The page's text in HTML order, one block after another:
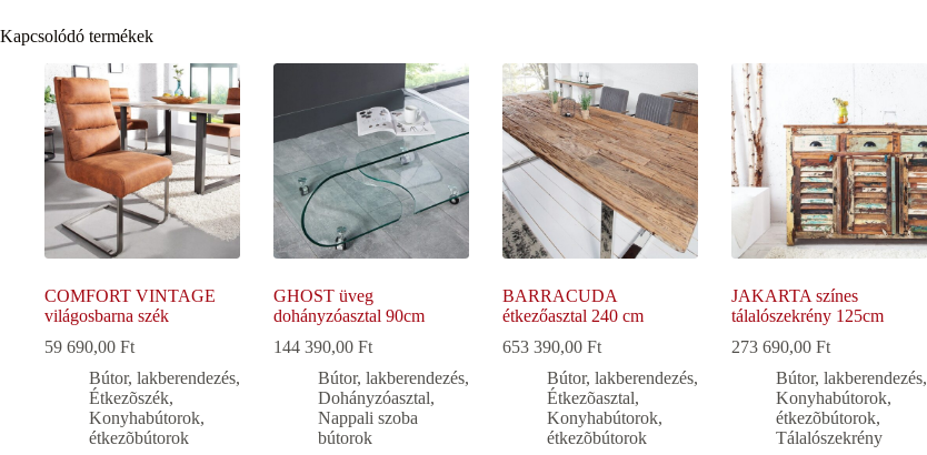
Kapcsolódó termékek
COMFORT VINTAGE
világosbarna szék
59 690,00 Ft
Bútor, lakberendezés,
Étkezõszék,
Konyhabútorok,
étkezõbútorok
GHOST üveg
dohányzóasztal 90cm
144 390,00Ft
Bútor, lakberendezés,
Dohányzóasztal,
Nappali szoba
bútorok
BARRACUDA
étkezőasztal 240 cm
653 390,00Ft
Bútor, lakberendezés,
Étkezõasztal,
Konyhabútorok,
étkezõbútorok
JAKARTA színes
tálalószekrény 125cm
273 690,00Ft
Bútor, lakberendezés,
Konyhabútorok,
étkezõbútorok,
Tálalószekrény